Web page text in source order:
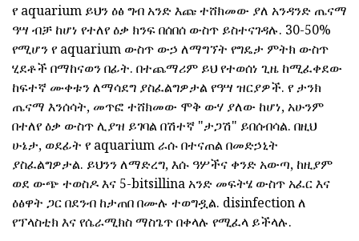
የ aquarium ይህን ዕፅ ግብ አንድ እጩ ተሸክመው ያለ አንዳንድ ጤናማ
ዓሣ ብቻ ከሆነ የተለየ ዕቃ ክንፍ በሰበሰ ውስጥ ይስተናገዳሉ. 30-50%
የሚሆን የ aquarium ውስጥ ውኃ ለማግኘት የግዴታ ምትክ ውስጥ
ሂደቶች በማከናወን በፊት. በተጨማሪም ይህ የተወሰነ ጊዜ ከሚፈቀደው
ከፍተኛ ሙቀቱን ለማሳደግ ያስፈልግዎታል የዓሣ ዝርያዎች. የ ታንክ
ጤናማ እንሰሳት, መጥፎ ተሸክመው ሞቅ ውሃ ያለው ከሆነ, አሁንም
በተለየ ዕቃ ውስጥ ሊያዝ ይገባል በሽተኛ "ታጋሽ" ይበሰብሳል. በዚህ
ሁኔታ, ወደፊት የ aquarium ራሱ በተናጠል በመድኃኒት
ያስፈልግዎታል. ይህንን ለማድረግ, እሱ ዓሦችና ቀንድ አውጣ, ከዚያም
ወደ ውጭ ተወስዶ እና 5-bitsillina አንድ መፍትሄ ውስጥ አፈር እና
ዕፅዋት ጋር በደንብ ከታጠበ በሙሉ ተወግዷል. disinfection ለ
የፕላስቲክ እና የሴራሚክስ ማስጌጥ በቀላሉ የሚፈላ ይችላሉ.